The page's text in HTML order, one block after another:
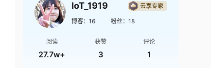
IoT_1919
博客： 16 粉丝： 18
阅读
27.7w+
获赞
3
评论
1